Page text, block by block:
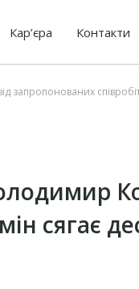
Кар’єра Контакти
сягає